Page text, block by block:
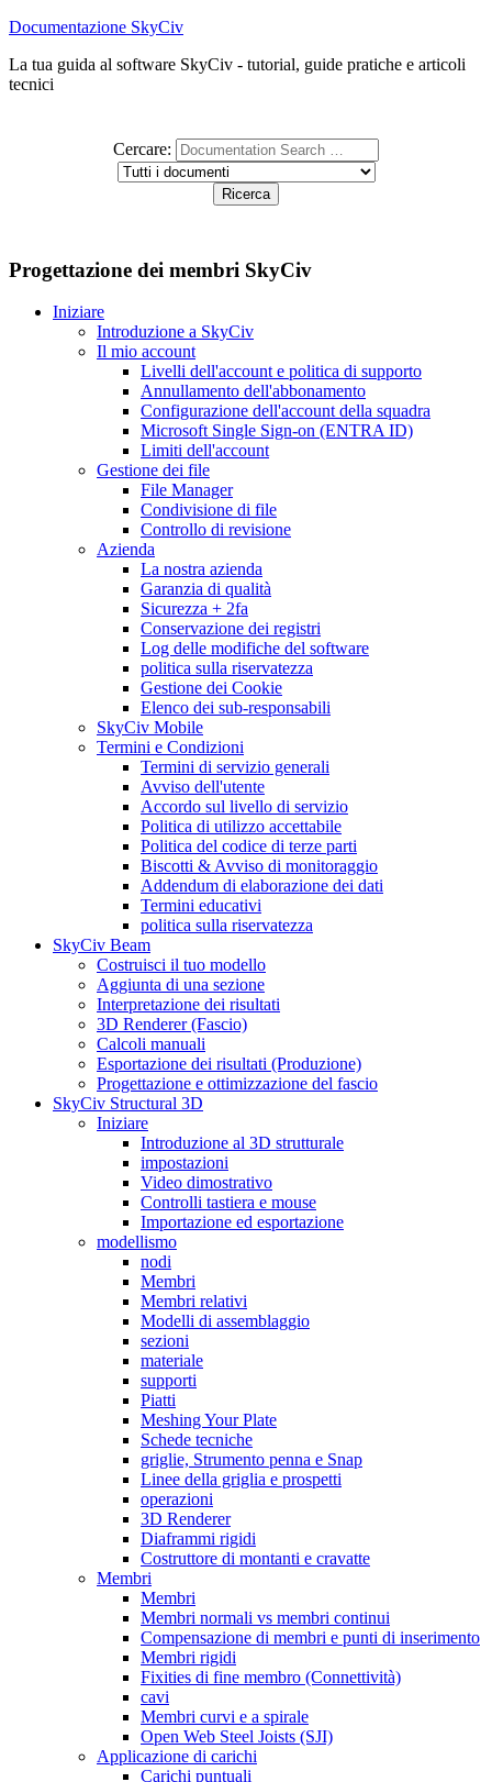
Documentazione SkyCiv
La tua guida al software SkyCiv - tutorial, guide pratiche e articoli
tecnici
Cercare:
Progettazione dei membri SkyCiv
Iniziare
Introduzione a SkyCiv
Il mio account
Livelli dell'account e politica di supporto
Annullamento dell'abbonamento
Configurazione dell'account della squadra
Microsoft Single Sign-on (ENTRA ID)
Limiti dell'account
Gestione dei file
File Manager
Condivisione di file
Controllo di revisione
Azienda
La nostra azienda
Garanzia di qualità
Sicurezza + 2fa
Conservazione dei registri
Log delle modifiche del software
politica sulla riservatezza
Gestione dei Cookie
Elenco dei sub-responsabili
SkyCiv Mobile
Termini e Condizioni
Termini di servizio generali
Avviso dell'utente
Accordo sul livello di servizio
Politica di utilizzo accettabile
Politica del codice di terze parti
Biscotti & Avviso di monitoraggio
Addendum di elaborazione dei dati
Termini educativi
politica sulla riservatezza
SkyCiv Beam
Costruisci il tuo modello
Aggiunta di una sezione
Interpretazione dei risultati
3D Renderer (Fascio)
Calcoli manuali
Esportazione dei risultati (Produzione)
Progettazione e ottimizzazione del fascio
SkyCiv Structural 3D
Iniziare
Introduzione al 3D strutturale
impostazioni
Video dimostrativo
Controlli tastiera e mouse
Importazione ed esportazione
modellismo
nodi
Membri
Membri relativi
Modelli di assemblaggio
sezioni
materiale
supporti
Piatti
Meshing Your Plate
Schede tecniche
griglie, Strumento penna e Snap
Linee della griglia e prospetti
operazioni
3D Renderer
Diaframmi rigidi
Costruttore di montanti e cravatte
Membri
Membri
Membri normali vs membri continui
Compensazione di membri e punti di inserimento
Membri rigidi
Fixities di fine membro (Connettività)
cavi
Membri curvi e a spirale
Open Web Steel Joists (SJI)
Applicazione di carichi
Carichi puntuali